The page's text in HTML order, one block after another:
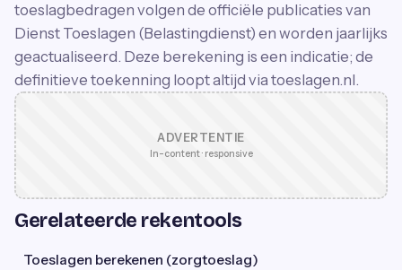
toeslagbedragen volgen de officiële publicaties van
Dienst Toeslagen (Belastingdienst) en worden jaarlijks
geactualiseerd. Deze berekening is een indicatie; de
definitieve toekenning loopt altijd via toeslagen.nl.
ADVERTENTIE
In-content · responsive
Gerelateerde rekentools
Toeslagen berekenen (zorgtoeslag)